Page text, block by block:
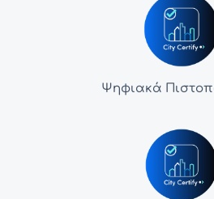
Ψηφιακά